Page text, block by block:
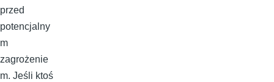
przed
potencjalny
m
zagrożenie
m. Jeśli ktoś